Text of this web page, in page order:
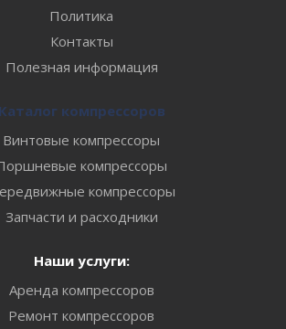
Политика
Контакты
Полезная информация
Каталог компрессоров
Винтовые компрессоры
компрессоры
компрессоры
Запчасти и расходники
Наши услуги:
Аренда компрессоров
Ремонт компрессоров